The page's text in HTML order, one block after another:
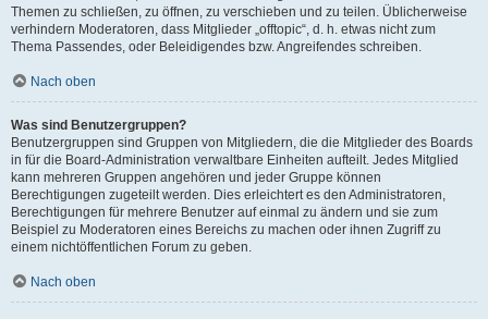
Themen zu schließen, zu öffnen, zu verschieben und zu teilen. Üblicherweise
verhindern Moderatoren, dass Mitglieder „offtopic“, d. h. etwas nicht zum
Thema Passendes, oder Beleidigendes bzw. Angreifendes schreiben.
Nach oben
Was sind Benutzergruppen?
Benutzergruppen sind Gruppen von Mitgliedern, die die Mitglieder des Boards
in für die Board-Administration verwaltbare Einheiten aufteilt. Jedes Mitglied
kann mehreren Gruppen angehören und jeder Gruppe können
Berechtigungen zugeteilt werden. Dies erleichtert es den Administratoren,
Berechtigungen für mehrere Benutzer auf einmal zu ändern und sie zum
Beispiel zu Moderatoren eines Bereichs zu machen oder ihnen Zugriff zu
einem nichtöffentlichen Forum zu geben.
Nach oben